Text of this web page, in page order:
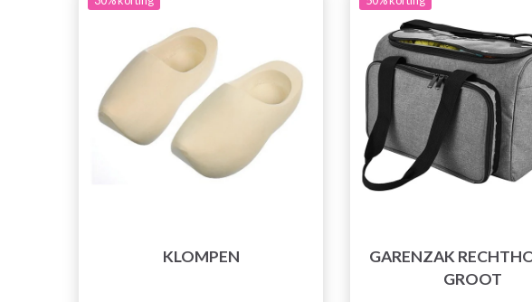
KLOMPEN
GARENZAK
GROOT